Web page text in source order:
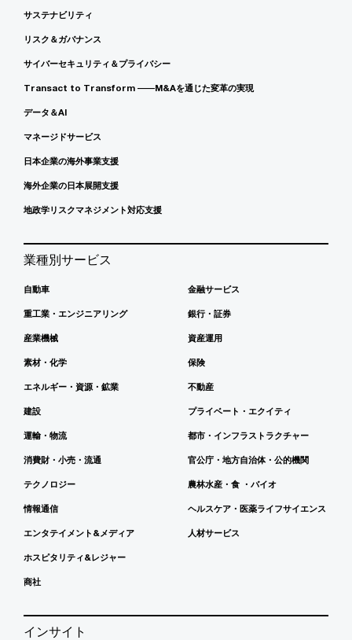
サステナビリティ
リスク＆ガバナンス
サイバーセキュリティ＆プライバシー
Transact to Transform ――M&Aを通じた変革の実現
データ＆AI
マネージドサービス
日本企業の海外事業支援
海外企業の日本展開支援
地政学リスクマネジメント対応支援
業種別サービス
自動車
重工業・エンジニアリング
産業機械
素材・化学
エネルギー・資源・鉱業
建設
運輸・物流
消費財・小売・流通
テクノロジー
情報通信
エンタテイメント&メディア
ホスピタリティ&レジャー
商社
金融サービス
銀行・証券
資産運用
保険
不動産
プライベート・エクイティ
都市・インフラストラクチャー
官公庁・地方自治体・公的機関
農林水産・食 ・バイオ
ヘルスケア・医薬ライフサイエンス
人材サービス
インサイト